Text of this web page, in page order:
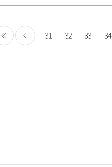
31 32 33 34